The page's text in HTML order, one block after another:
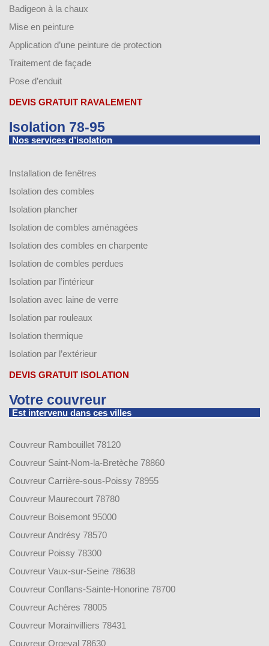
Badigeon à la chaux
Mise en peinture
Application d’une peinture de protection
Traitement de façade
Pose d’enduit
DEVIS GRATUIT RAVALEMENT
Isolation 78-95
Nos services d’isolation
Installation de fenêtres
Isolation des combles
Isolation plancher
Isolation de combles aménagées
Isolation des combles en charpente
Isolation de combles perdues
Isolation par l’intérieur
Isolation avec laine de verre
Isolation par rouleaux
Isolation thermique
Isolation par l’extérieur
DEVIS GRATUIT ISOLATION
Votre couvreur
Est intervenu dans ces villes
Couvreur Rambouillet 78120
Couvreur Saint-Nom-la-Bretèche 78860
Couvreur Carrière-sous-Poissy 78955
Couvreur Maurecourt 78780
Couvreur Boisemont 95000
Couvreur Andrésy 78570
Couvreur Poissy 78300
Couvreur Vaux-sur-Seine 78638
Couvreur Conflans-Sainte-Honorine 78700
Couvreur Achères 78005
Couvreur Morainvilliers 78431
Couvreur Orgeval 78630